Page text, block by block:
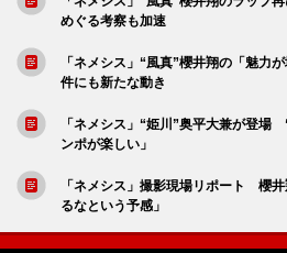
めぐる考察も加速
「ネメシス」“風真”櫻井翔の「魅
件にも新たな動き
「ネメシス」“姫川”奥平大兼が登場
ンポが楽しい」
「ネメシス」撮影現場リポート 櫻
るなという予感」